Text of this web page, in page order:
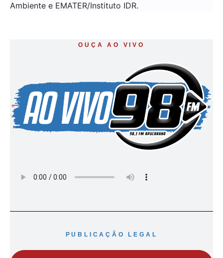
Ambiente e EMATER/Instituto IDR.
OUÇA AO VIVO
PUBLICAÇÃO LEGAL